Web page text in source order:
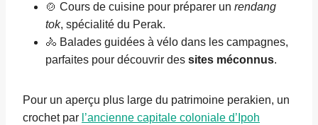
🍲 Cours de cuisine pour préparer un rendang
tok, spécialité du Perak.
🚴 Balades guidées à vélo dans les campagnes,
parfaites pour découvrir des sites méconnus.
Pour un aperçu plus large du patrimoine perakien, un
crochet par l’ancienne capitale coloniale d’Ipoh